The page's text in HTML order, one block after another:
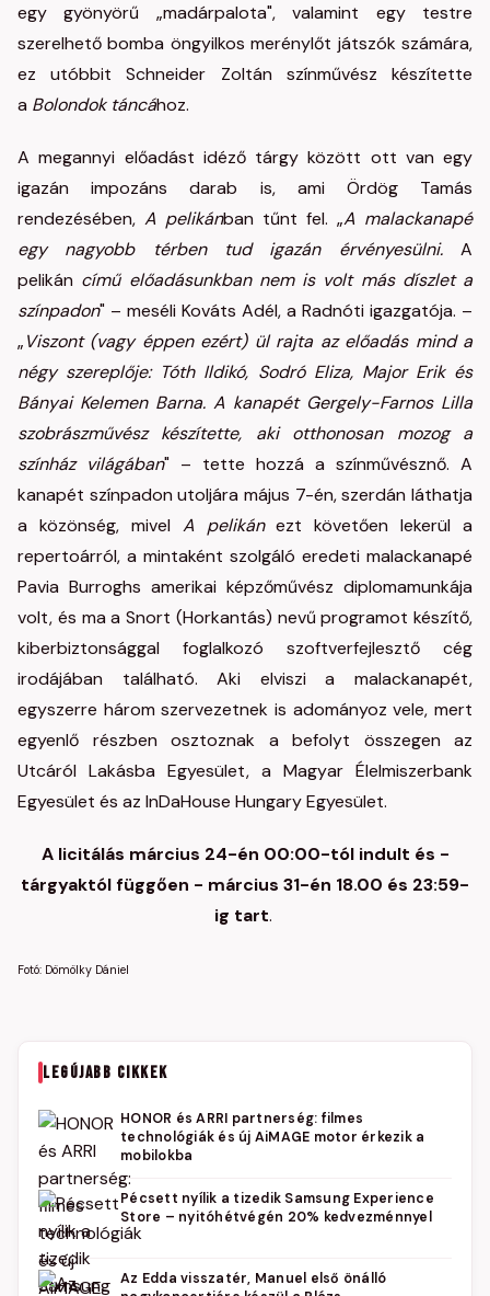
egy gyönyörű „madárpalota", valamint egy testre
szerelhető bomba öngyilkos merénylőt játszók számára,
ez utóbbit Schneider Zoltán színművész készítette
a Bolondok táncához.
A megannyi előadást idéző tárgy között ott van egy
igazán impozáns darab is, ami Ördög Tamás
rendezésében, A pelikánban tűnt fel. „A malackanapé
egy nagyobb térben tud igazán érvényesülni.A
pelikán című előadásunkban nem is volt más díszlet a
színpadon" – meséli Kováts Adél, a Radnóti igazgatója. –
„Viszont (vagy éppen ezért) ül rajta az előadás mind a
négy szereplője: Tóth Ildikó, Sodró Eliza, Major Erik és
Bányai Kelemen Barna. A kanapét Gergely-Farnos Lilla
szobrászművész készítette, aki otthonosan mozog a
színház világában" – tette hozzá a színművésznő. A
kanapét színpadon utoljára május 7-én, szerdán láthatja
a közönség, mivel A pelikánezt követően lekerül a
repertoárról, a mintaként szolgáló eredeti malackanapé
Pavia Burroghs amerikai képzőművész diplomamunkája
volt, és ma a Snort (Horkantás) nevű programot készítő,
kiberbiztonsággal foglalkozó szoftverfejlesztő cég
irodájában található. Aki elviszi a malackanapét,
egyszerre három szervezetnek is adományoz vele, mert
egyenlő részben osztoznak a befolyt összegen az
Utcáról Lakásba Egyesület, a Magyar Élelmiszerbank
Egyesület és az InDaHouse Hungary Egyesület.
A licitálás március 24-én 00:00-tól indult és -
tárgyaktól függően - március 31-én 18.00 és 23:59-
ig tart.
Fotó: Dömölky Dániel
LEGÚJABB CIKKEK
HONOR és ARRI partnerség: filmes
technológiák és új AiMAGE motor érkezik a
mobilokba
Pécsett nyílik a tizedik Samsung Experience
Store – nyitóhétvégén 20% kedvezménnyel
Az Edda visszatér, Manuel első önálló